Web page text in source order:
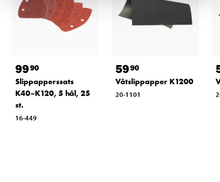
9990
Slippapperssats
K40–K120, 5 hål, 25
st.
16-449
5990
Våtslippapper K1200
20-1101